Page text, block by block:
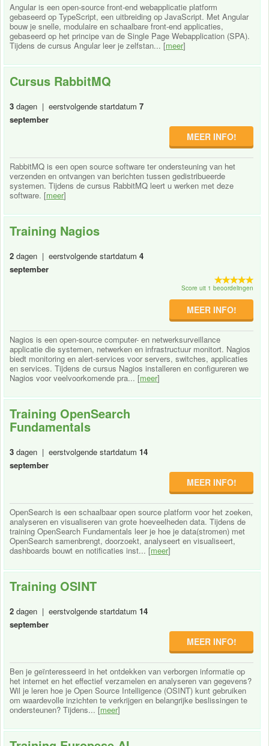
Angular is een open-source front-end webapplicatie platform
gebaseerd op TypeScript, een uitbreiding op JavaScript. Met Angular
bouw je snelle, modulaire en schaalbare front-end applicaties,
gebaseerd op het principe van de Single Page Webapplication (SPA).
Tijdens de cursus Angular leer je zelfstan... [meer]
Cursus RabbitMQ
3 dagen | eerstvolgende startdatum 7
september
MEER INFO!
RabbitMQ is een open source software ter ondersteuning van het
verzenden en ontvangen van berichten tussen gedistribueerde
systemen. Tijdens de cursus RabbitMQ leert u werken met deze
software. [meer]
Training Nagios
2 dagen | eerstvolgende startdatum 4
september
Score uit 1 beoordelingen
MEER INFO!
Nagios is een open-source computer- en netwerksurveillance
applicatie die systemen, netwerken en infrastructuur monitort. Nagios
biedt monitoring en alert-services voor servers, switches, applicaties
en services. Tijdens de cursus Nagios installeren en configureren we
Nagios voor veelvoorkomende pra... [meer]
Training OpenSearch
Fundamentals
3 dagen | eerstvolgende startdatum 14
september
MEER INFO!
OpenSearch is een schaalbaar open source platform voor het zoeken,
analyseren en visualiseren van grote hoeveelheden data. Tijdens de
training OpenSearch Fundamentals leer je hoe je data(stromen) met
OpenSearch samenbrengt, doorzoekt, analyseert en visualiseert,
dashboards bouwt en notificaties inst... [meer]
Training OSINT
2 dagen | eerstvolgende startdatum 14
september
MEER INFO!
Ben je geïnteresseerd in het ontdekken van verborgen informatie op
het internet en het effectief verzamelen en analyseren van gegevens?
Wil je leren hoe je Open Source Intelligence (OSINT) kunt gebruiken
om waardevolle inzichten te verkrijgen en belangrijke beslissingen te
ondersteunen? Tijdens... [meer]